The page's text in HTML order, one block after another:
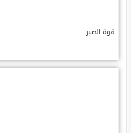
قوة الصبر